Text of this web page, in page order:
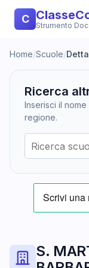
C
Strumento
Home/Scuole/
Ricerca
Inserisci il
regione.
S.